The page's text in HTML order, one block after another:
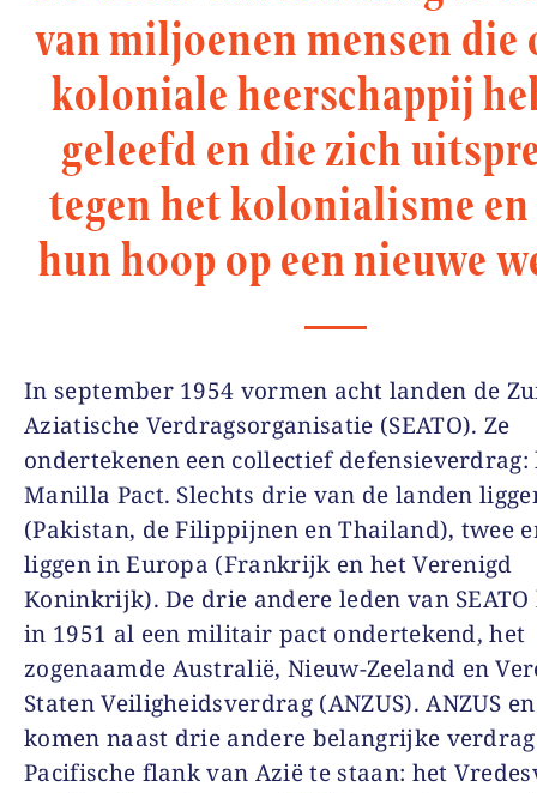
van miljoenen mensen die
koloniale heerschappij
geleefd en die zich
tegen het kolonialisme
hun hoop op een nieuwe
In september 1954 vormen acht landen de
Aziatische Verdragsorganisatie (SEATO). Ze
ondertekenen een collectief defensieverdrag:
Manilla Pact. Slechts drie van de landen
(Pakistan, de Filippijnen en Thailand), twee
liggen in Europa (Frankrijk en het Verenigd
Koninkrijk). De drie andere leden van
in 1951 al een militair pact ondertekend, het
zogenaamde Australië, Nieuw-Zeeland en
Staten Veiligheidsverdrag (ANZUS). ANZUS en
komen naast drie andere belangrijke
Pacifische flank van Azië te staan: het